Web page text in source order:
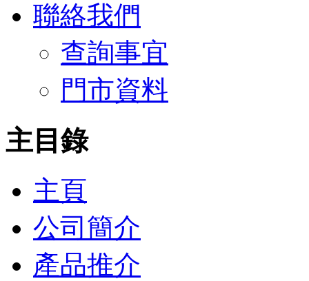
聯絡我們
查詢事宜
門市資料
主目錄
主頁
公司簡介
產品推介